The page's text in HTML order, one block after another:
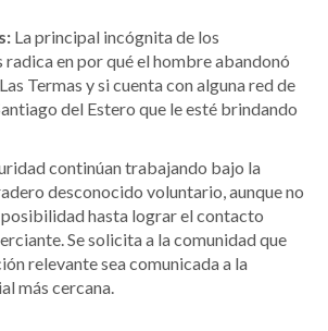
La principal incógnita de los
en por qué el hombre abandonó
Termas y si cuenta con alguna red de
del Estero que le esté brindando
continúan trabajando bajo la
desconocido voluntario, aunque no
hasta lograr el contacto
Se solicita a la comunidad que
relevante sea comunicada a la
más cercana.